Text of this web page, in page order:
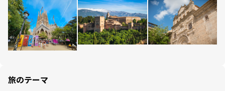
旅のテーマ